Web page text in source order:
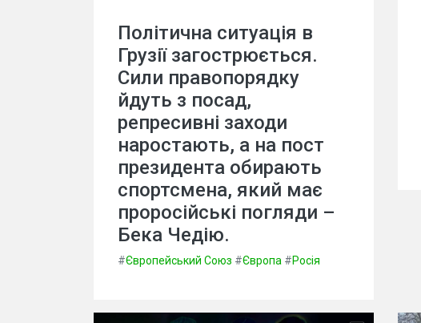
Політична ситуація в
Грузії загострюється.
Сили правопорядку
йдуть з посад,
репресивні заходи
наростають, а на пост
президента обирають
спортсмена, який має
проросійські погляди –
Бека Чедію.
#Європейський Союз #Європа #Росія